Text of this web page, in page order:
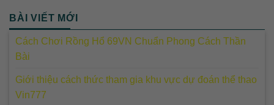
BÀI VIẾT MỚI
Cách Chơi Rồng Hổ 69VN Chuẩn Phong Cách Thần
Bài
Giới thiệu cách thức tham gia khu vực dự đoán thể thao
Vin777